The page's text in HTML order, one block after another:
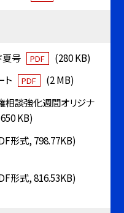
夏号 PDF
(280 KB)
ト
PDF
(2 MB)
相談強化週間オリジナ
KB)
形式, 798.77KB)
形式, 816.53KB)